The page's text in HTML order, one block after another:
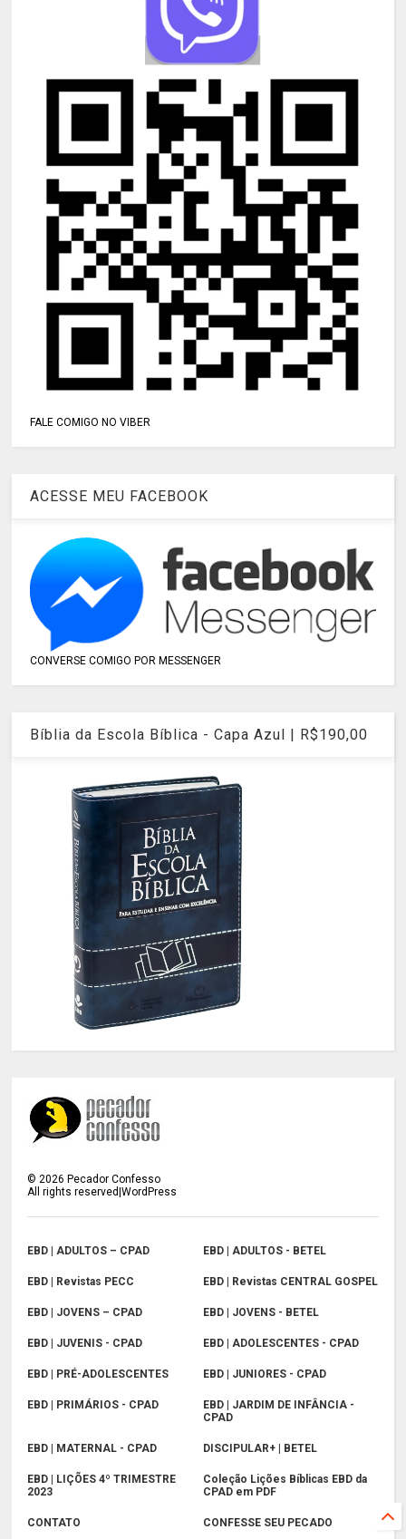
FALE COMIGO NO VIBER
ACESSE MEU FACEBOOK
CONVERSE COMIGO POR MESSENGER
Bíblia da Escola Bíblica - Capa Azul | R$190,00
©2026 Pecador Confesso
All rights reserved|WordPress
EBD | ADULTOS – CPAD EBD | ADULTOS - BETEL
EBD | Revistas PECC EBD | Revistas CENTRAL GOSPEL
EBD | JOVENS – CPAD EBD | JOVENS - BETEL
EBD | JUVENIS - CPAD EBD | ADOLESCENTES - CPAD
EBD | PRÉ-ADOLESCENTES EBD | JUNIORES - CPAD
EBD | PRIMÁRIOS - CPAD
EBD | JARDIM DE INFÂNCIA -
CPAD
EBD | MATERNAL - CPAD DISCIPULAR+ | BETEL
EBD | LIÇÕES 4º TRIMESTRE
2023
Coleção Lições Bíblicas EBD da
CPAD em PDF
CONTATO CONFESSE SEU PECADO